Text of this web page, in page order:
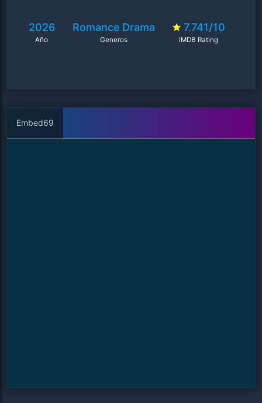
persistentes, empiezan a formarse grietas. La confianza
se pone a prueba, las pasiones se desatan y el vínculo
2026
Año
Romance Drama
Generos
7.741/10
IMDB Rating
Embed69